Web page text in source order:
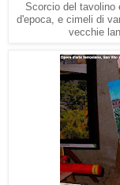
Scorcio del tavolino
d'epoca, e cimeli di
vecchie